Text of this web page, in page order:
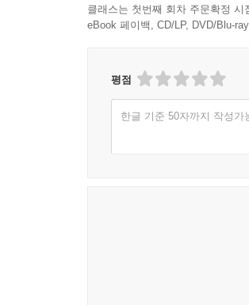
클래스는 첫번째 회차 주문확정
eBook 페이백, CD/LP, DVD/Blu-
평점
한글 기준 50자까지 작성가